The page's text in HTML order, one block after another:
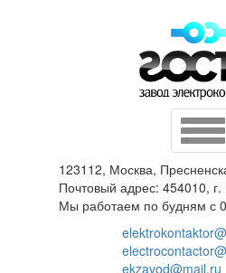
123112, Москва,
Почтовый адрес: 454010,
Мы работаем по будням с
ekzavod@mail.ru